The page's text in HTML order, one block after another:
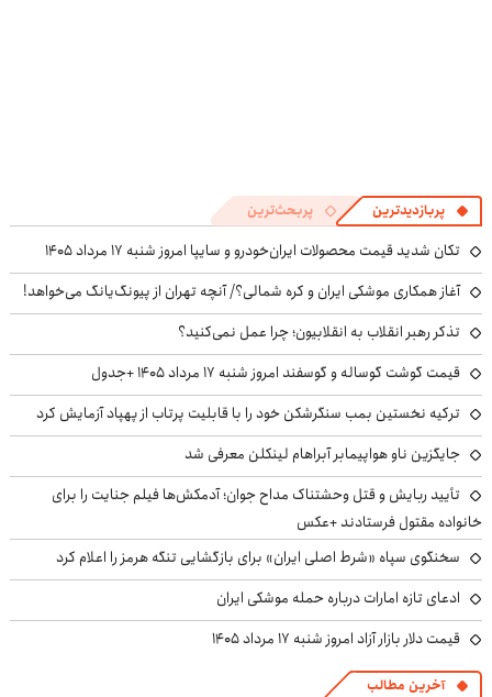
پربازدیدترین پربحث‌ترین
تکان شدید قیمت محصولات ایران‌خودرو و سایپا امروز شنبه ۱۷ مرداد ۱۴۰۵
آغاز همکاری موشکی ایران و کره شمالی؟/ آنچه تهران از پیونگ‌یانگ می‌خواهد!
تذکر رهبر انقلاب به انقلابیون؛ چرا عمل نمی‌کنید؟
قیمت گوشت گوساله و گوسفند امروز شنبه ۱۷ مرداد ۱۴۰۵ +جدول
ترکیه نخستین بمب سنگرشکن خود را با قابلیت پرتاب از پهپاد آزمایش کرد
جایگزین ناو هواپیمابر آبراهام لینکلن معرفی شد
تأیید ربایش و قتل وحشتناک مداح جوان؛ آدمکش‌ها فیلم جنایت را برای
خانواده مقتول فرستادند +عکس
سخنگوی سپاه «شرط اصلی ایران» برای بازگشایی تنگه هرمز را اعلام کرد
ادعای تازه امارات درباره حمله موشکی ایران
قیمت دلار بازار آزاد امروز شنبه ۱۷ مرداد ۱۴۰۵
آخرین مطالب